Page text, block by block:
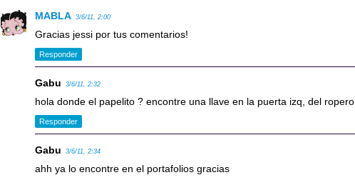
MABLA 3/6/11, 2:00
Gracias jessi por tus comentarios!
Responder
Gabu 3/6/11, 2:32
hola donde el papelito ? encontre una llave en la puerta izq, del ropero
Responder
Gabu 3/6/11, 2:34
ahh ya lo encontre en el portafolios gracias